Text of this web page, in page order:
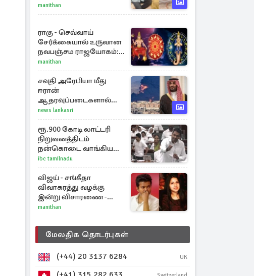
manithan
ராகு - செவ்வாய்
சேர்க்கையால் உருவான
நவபஞ்சம ராஜயோகம்:
அதிர்ஷ்டம் பெறும் 3
ராசிகள்!
manithan
சவுதி அரேபியா மீது
ஈரான்
ஆதரவுப்படைகளால்
இருமுனைத் தாக்குதல்:
நெருக்கடியில் மத்திய
கிழக்கு
news lankasri
ரூ.900 கோடி லாட்டரி
நிறுவனத்திடம்
நன்கொடை வாங்கியது
ஏன்? உதயநிதி - ஆதவ்
விவாதம்
ibc tamilnadu
விஜய் - சங்கீதா
விவாகரத்து வழக்கு
இன்று விசாரணை -
காணொளி மூலம்
manithan
மேலதிக தொடர்புகள்
(+44) 20 3137 6284 UK